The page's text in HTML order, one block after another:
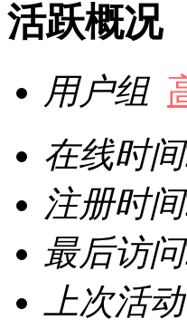
活跃概况
用户组
在线时间
注册时间
最后访问
上次活